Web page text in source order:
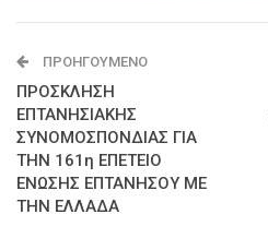
ΠΡΟΗΓΟΎΜΕΝΟ
ΠΡΟΣΚΛΗΣΗ
ΕΠΤΑΝΗΣΙΑΚΗΣ
ΣΥΝΟΜΟΣΠΟΝΔΙΑΣ ΓΙΑ
ΤΗΝ 161η ΕΠΕΤΕΙΟ
ΕΝΩΣΗΣ ΕΠΤΑΝΗΣΟΥ ΜΕ
ΤΗΝ ΕΛΛΑΔΑ